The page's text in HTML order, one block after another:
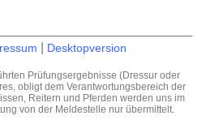
Desktopversion
Prüfungsergebnisse (Dressur oder
obligt dem Verantwortungsbereich der
Reitern und Pferden werden uns im
von der Meldestelle nur übermittelt.